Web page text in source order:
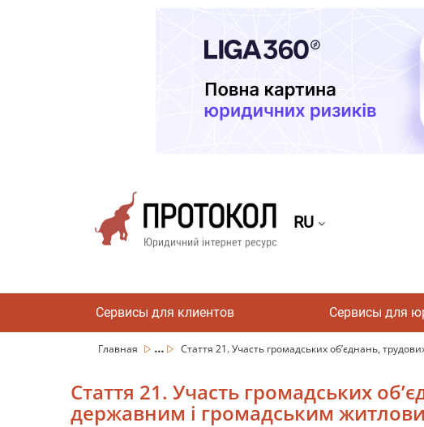
RU
Сервисы для клиентов Сервисы для
Главная ... Стаття 21. Участь громадських об’єднань,
Стаття 21. Участь громадських
державним і громадським